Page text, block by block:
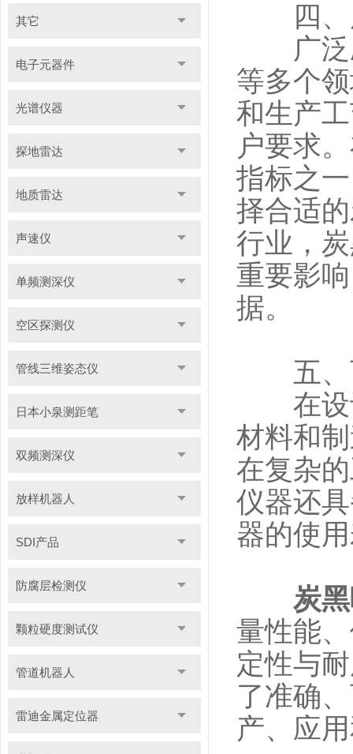
其它
电子元器件
光谱仪器
探地雷达
地质雷达
声速仪
单频测深仪
空区探测仪
管线三维姿态仪
日本小泉测距笔
双频测深仪
放样机器人
SDI产品
防腐层检测仪
颗粒硬度测试仪
管道机器人
雷迪金属定位器
四、
广泛应
等多个
和生产
户要求
指标之
择合适
行业，
重要影
据。
五、
在设计
材料和
在复杂
仪器还
器的使
炭
量性能
定性与
了准确
产、应